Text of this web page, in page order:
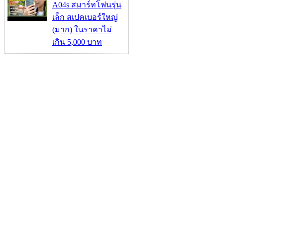
A04s สมาร์ทโฟนรุ่น
เล็ก สเปคเบอร์ใหญ่
(มาก) ในราคาไม่
เกิน 5,000 บาท